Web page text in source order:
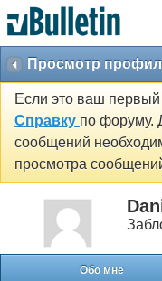
Просмотр
Если это ваш первый
Справку по форуму.
сообщений
просмотра
Обо мне